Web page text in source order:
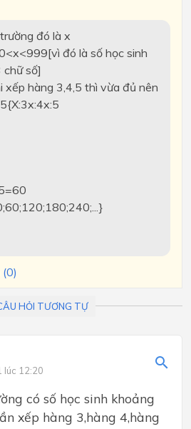
đó là x
đó là số học sinh
số]
xếp hàng 3,4,5 thì vừa đủ nên
HỎI TƯƠNG TỰ
lúc 12:20
có số học sinh khoảng
xếp hàng 3,hàng 4,hàng